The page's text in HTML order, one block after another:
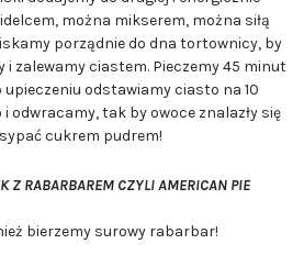
można mikserem, można siłą
porządnie do dna tortownicy, by
i zalewamy ciastem. Pieczemy 45 minut
upieczeniu odstawiamy ciasto na 10
odwracamy, tak by owoce znalazły się
cukrem pudrem!
Z RABARBAREM CZYLI AMERICAN PIE
bierzemy surowy rabarbar!